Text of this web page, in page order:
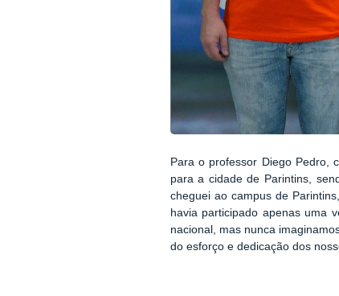
Para o professor Diego Pedro,
para a cidade de Parintins,
cheguei ao campus de
havia participado apenas uma
nacional, mas nunca
do esforço e dedicação dos